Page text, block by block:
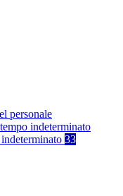
personale
indeterminato
33